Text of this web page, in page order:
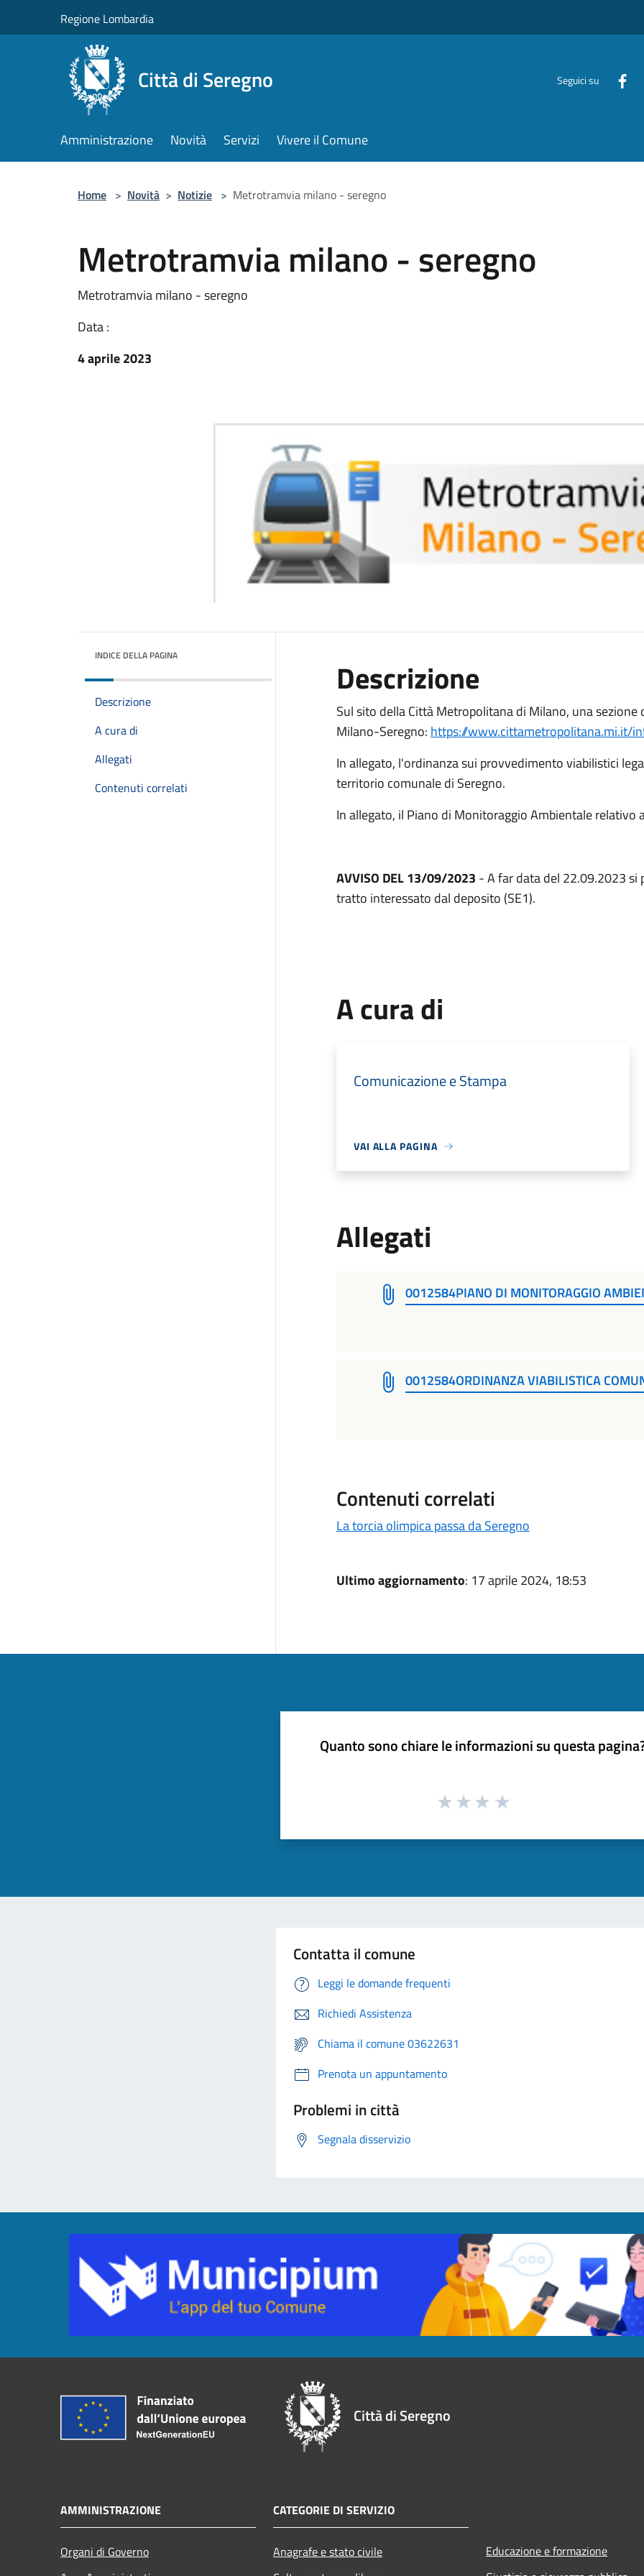
Regione Lombardia
Città di Seregno Seguici su
Amministrazione Novità Servizi Vivere il Comune
Home > Novità > Notizie > Metrotramvia milano - seregno
Metrotramvia milano - seregno
Metrotramvia milano - seregno
Data :
4 aprile 2023
INDICE DELLA PAGINA
Descrizione
A cura di
Allegati
Contenuti correlati
Descrizione
Sul sito della Città Metropolitana di Milano, una
Milano-Seregno: https://www.cittametropolitana.mi.it/
In allegato, l'ordinanza sui provvedimento viabilistici
territorio comunale di Seregno.
In allegato, il Piano di Monitoraggio Ambientale relativo
AVVISO DEL 13/09/2023 - A far data del 22.09.2023 si
tratto interessato dal deposito (SE1).
A cura di
Comunicazione e Stampa
VAI ALLA PAGINA
Allegati
0012584PIANO DI MONITORAGGIO
0012584ORDINANZA VIABILISTICA
Contenuti correlati
La torcia olimpica passa da Seregno
Ultimo aggiornamento: 17 aprile 2024, 18:53
Quanto sono chiare le informazioni su questa
Contatta il comune
Leggi le domande frequenti
Richiedi Assistenza
Chiama il comune 03622631
Prenota un appuntamento
Problemi in città
Segnala disservizio
Città di Seregno
AMMINISTRAZIONE
Organi di Governo
CATEGORIE DI SERVIZIO
Anagrafe e stato civile
Educazione e formazione